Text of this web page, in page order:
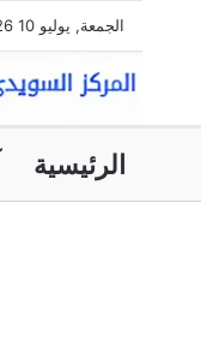
الجمعة, يوليو 10 2026
الرئيسية